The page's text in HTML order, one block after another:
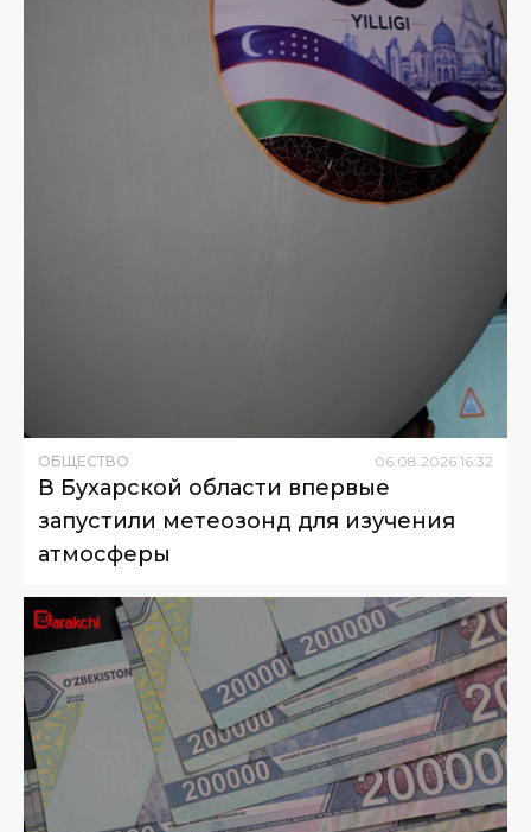
ОБЩЕСТВО 06.08.2026 16:32
В Бухарской области впервые
запустили метеозонд для изучения
атмосферы